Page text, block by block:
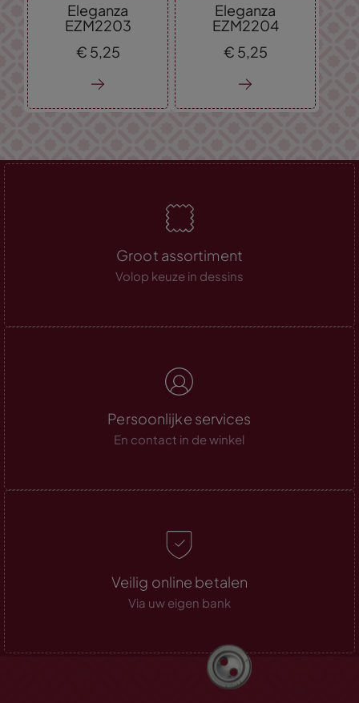
Eleganza
EZM2203
€ 5,25
Eleganza
EZM2204
€ 5,25
Groot assortiment
Volop keuze in dessins
Persoonlijke services
En contact in de winkel
Veilig online betalen
Via uw eigen bank